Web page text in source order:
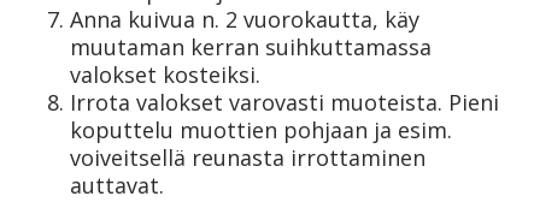
Anna kuivua n. 2 vuorokautta, käy
muutaman kerran suihkuttamassa
valokset kosteiksi.
Irrota valokset varovasti muoteista. Pieni
koputtelu muottien pohjaan ja esim.
voiveitsellä reunasta irrottaminen
auttavat.